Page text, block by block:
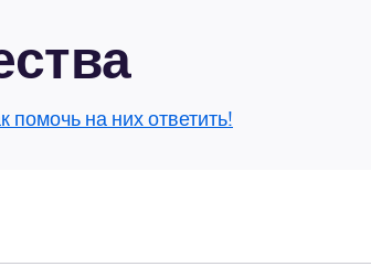
помочь на них ответить!